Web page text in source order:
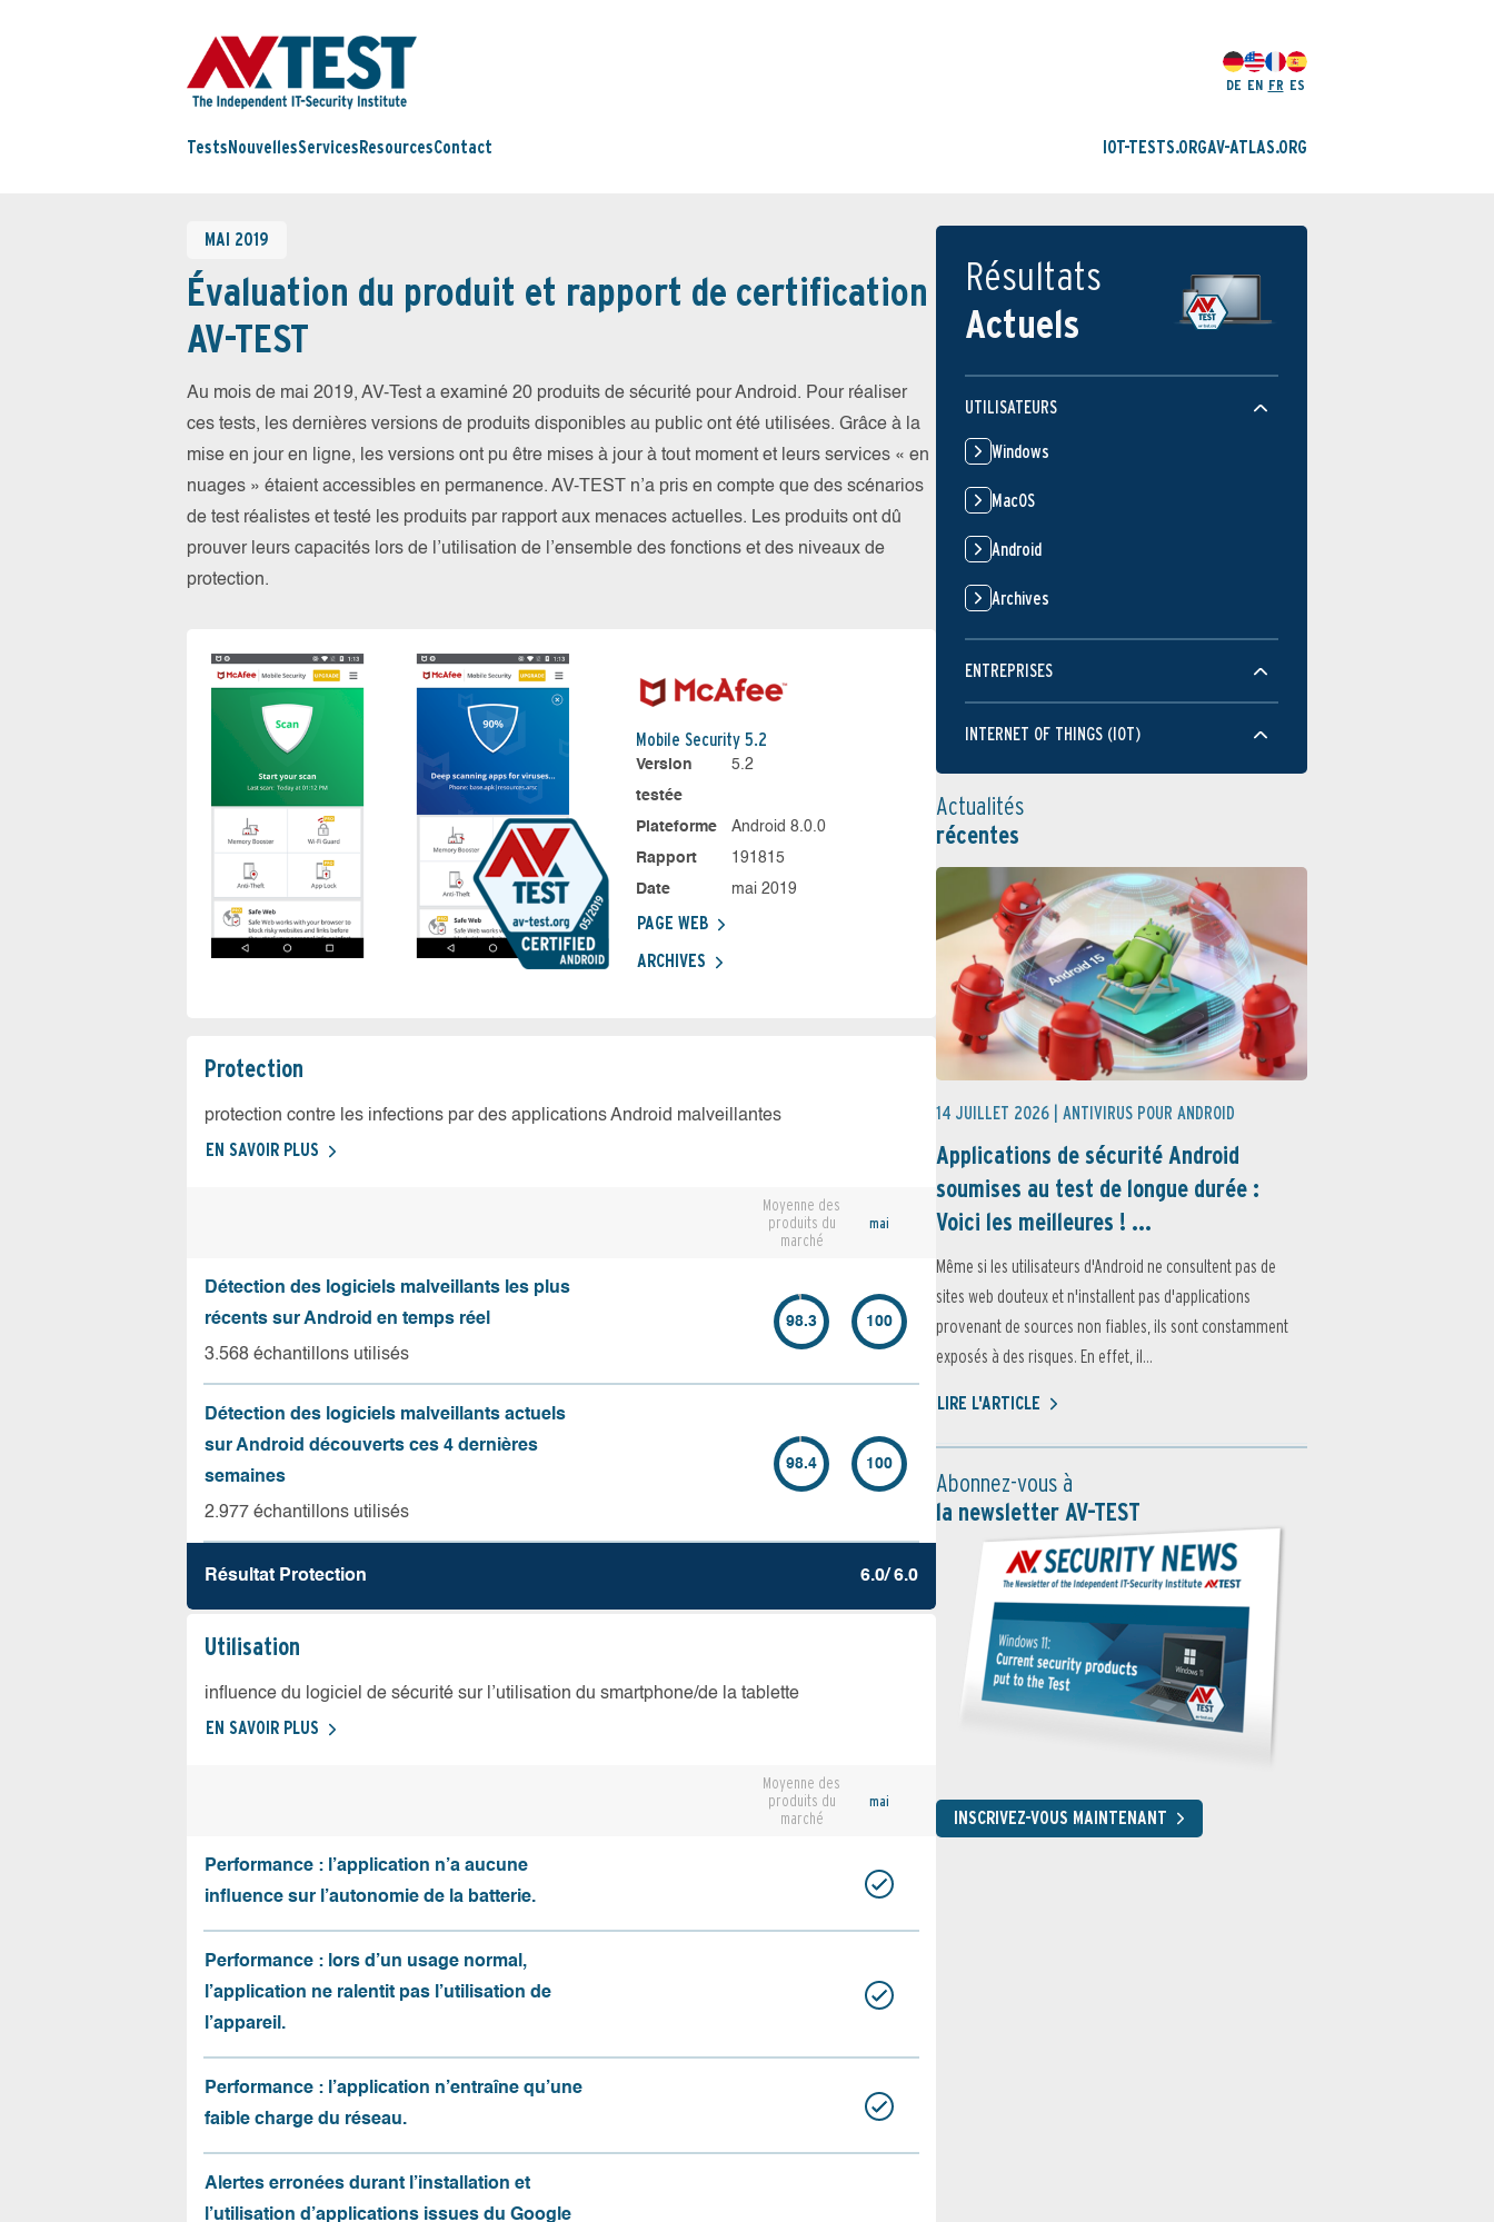
DE EN FR ES
Tests NouvellesServices ResourcesContact IOT-TESTS.ORGAV-ATLAS.ORG
MAI 2019
Évaluation du produit et rapport de certification
AV-TEST
Au mois de mai 2019, AV-Test a examiné 20 produits de sécurité pour Android. Pour réaliser
ces tests, les dernières versions de produits disponibles au public ont été utilisées. Grâce à la
mise en jour en ligne, les versions ont pu être mises à jour à tout moment et leurs services « en
nuages » étaient accessibles en permanence. AV-TEST n’a pris en compte que des scénarios
de test réalistes et testé les produits par rapport aux menaces actuelles. Les produits ont dû
prouver leurs capacités lors de l’utilisation de l’ensemble des fonctions et des niveaux de
protection.
Mobile Security 5.2
Version
testée
5.2
Plateforme
Android 8.0.0
Rapport
191815
Date
mai 2019
PAGE WEB
ARCHIVES
Protection
protection contre les infections par des applications Android malveillantes
EN SAVOIR PLUS
Moyenne des
produits du
marché
mai
Détection des logiciels malveillants les plus
récents sur Android en temps réel
3.568 échantillons utilisés
98.3 100
Détection des logiciels malveillants actuels
sur Android découverts ces 4 dernières
semaines
2.977 échantillons utilisés
98.4 100
Résultat Protection 6.0/ 6.0
Utilisation
influence du logiciel de sécurité sur l’utilisation du smartphone/de la tablette
EN SAVOIR PLUS
Moyenne des
produits du
marché
mai
Performance : l’application n’a aucune
influence sur l’autonomie de la batterie.
Performance : lors d’un usage normal,
l’application ne ralentit pas l’utilisation de
l’appareil.
Performance : l’application n’entraîne qu’une
faible charge du réseau.
Alertes erronées durant l’installation et
l’utilisation d’applications issues du Google
Résultats
Actuels
UTILISATEURS
Windows
MacOS
Android
Archives
ENTREPRISES
INTERNET OF THINGS (IOT)
Actualités
récentes
14 JUILLET 2026 | ANTIVIRUS POUR ANDROID
Applications de sécurité Android
soumises au test de longue durée :
Voici les meilleures ! ...
Même si les utilisateurs d'Android ne consultent pas de
sites web douteux et n'installent pas d'applications
provenant de sources non fiables, ils sont constamment
exposés à des risques. En effet, il...
LIRE L'ARTICLE
Abonnez-vous à
la newsletter AV-TEST
INSCRIVEZ-VOUS MAINTENANT